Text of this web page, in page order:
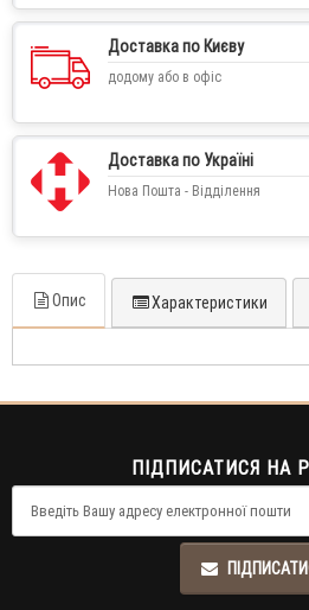
Доставка по Києву
додому або в офіс
Доставка по Україні
Нова Пошта - Відділення
Опис Характеристики
ПІДПИСАТИСЯ НА